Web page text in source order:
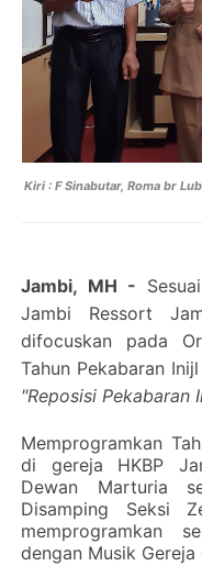
Kiri : F Sinabutar, Roma br
Jambi, MH -
Jambi Ressort
difocuskan pada
Tahun Pekabaran
"Reposisi Pekabaran
Memprogramkan
di gereja HKBP
Dewan Marturia
Disamping Seksi
memprogramkan
dengan Musik